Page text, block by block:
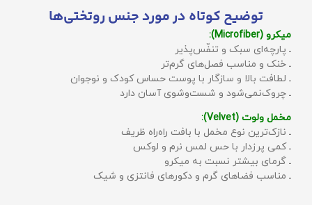
توضیح کوتاه در مورد جنس روتختی‌ها
میکرو (Microfiber):
ـ پارچه‌ای سبک و تنفّس‌پذیر
ـ خنک و مناسب فصل‌های گرم‌تر
ـ لطافت بالا و سازگار با پوست حساس کودک و نوجوان
ـ چروک‌نمی‌شود و شست‌وشوی آسان دارد
مخمل ولوت (Velvet):
ـ نازک‌ترین نوع مخمل با بافت راه‌راه ظریف
ـ کمی پرزدار با حس لمس نرم و لوکس
ـ گرمای بیشتر نسبت به میکرو
ـ مناسب فضاهای گرم و دکورهای فانتزی و شیک